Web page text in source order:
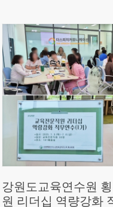
강원도교육연수원
원 리더십 역량강화